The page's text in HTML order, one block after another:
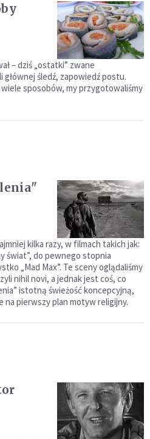
– dziś „ostatki” zwane
śledź, zapowiedź postu.
sposobów, my przygotowaliśmy
kilka razy, w filmach takich jak:
świat”, do pewnego stopnia
„Mad Max”. Te sceny oglądaliśmy
nihil novi, a jednak jest coś, co
istotną świeżość koncepcyjną,
na pierwszy plan motyw religijny.